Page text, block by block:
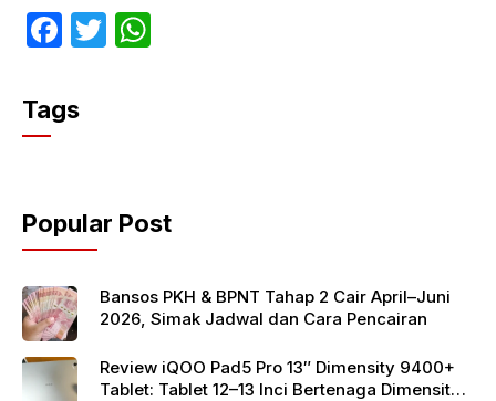
F
c
e
o
o
k
T
p
p
Tags
Popular Post
Bansos PKH & BPNT Tahap 2 Cair April–Juni
2026, Simak Jadwal dan Cara Pencairan
Review iQOO Pad5 Pro 13″ Dimensity 9400+
Tablet: Tablet 12–13 Inci Bertenaga Dimensity